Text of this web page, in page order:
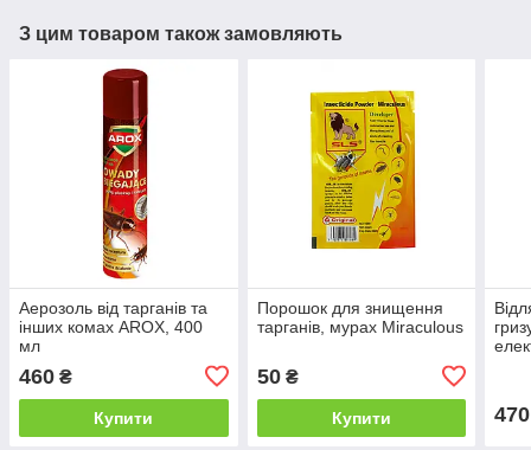
З цим товаром також замовляють
Аерозоль від тарганів та
інших комах AROX, 400
мл
460 ₴
Купити
Порошок для знищення
тарганів, мурах Miraculous
50₴
Купити 470